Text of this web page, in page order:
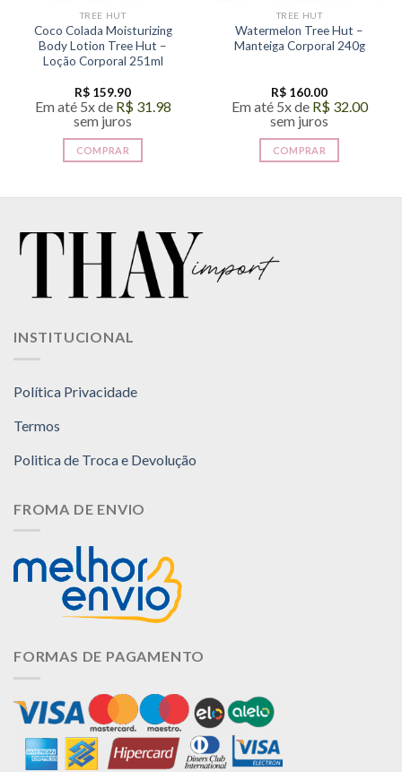
TREE HUT
Coco Colada Moisturizing
Body Lotion Tree Hut –
Loção Corporal 251ml
R$ 159.90
Em até 5x de R$31.98
sem juros
COMPRAR
TREE HUT
Watermelon Tree Hut –
Manteiga Corporal 240g
R$ 160.00
Em até 5x de R$32.00
sem juros
COMPRAR
INSTITUCIONAL
Política Privacidade
Termos
Politica de Troca e Devolução
FROMA DE ENVIO
FORMAS DE PAGAMENTO